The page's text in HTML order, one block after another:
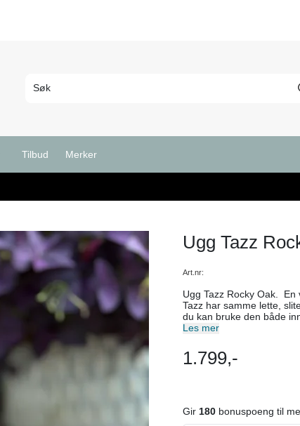
Tilbud Merker
Ugg Tazz
Art.nr:
Ugg Tazz Rocky Oak. En
Tazz har samme lette,
du kan bruke den både
av mykt semsket skinn med
Les mer
1.799,-
Gir 180 bonuspoeng til